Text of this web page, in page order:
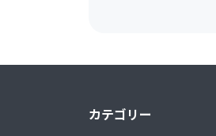
カテゴリー